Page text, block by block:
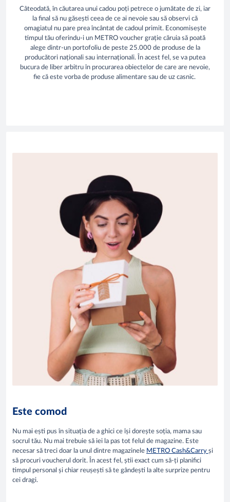
Câteodată, în căutarea unui cadou poți petrece o jumătate de zi, iar
la final să nu găsești ceea de ce ai nevoie sau să observi că
omagiatul nu pare prea încântat de cadoul primit. Economisește
timpul tău oferindu-i un METRO voucher grație căruia să poată
alege dintr-un portofoliu de peste 25.000 de produse de la
producători naționali sau internaționali. În acest fel, se va putea
bucura de liber arbitru în procurarea obiectelor de care are nevoie,
fie că este vorba de produse alimentare sau de uz casnic.
Este comod
Nu mai ești pus în situația de a ghici ce își dorește soția, mama sau
socrul tău. Nu mai trebuie să iei la pas tot felul de magazine. Este
necesar să treci doar la unul dintre magazinele METRO Cash&Carry și
să procuri voucherul dorit. În acest fel, știi exact cum să-ți planifici
timpul personal și chiar reușești să te gândești la alte surprize pentru
cei dragi.